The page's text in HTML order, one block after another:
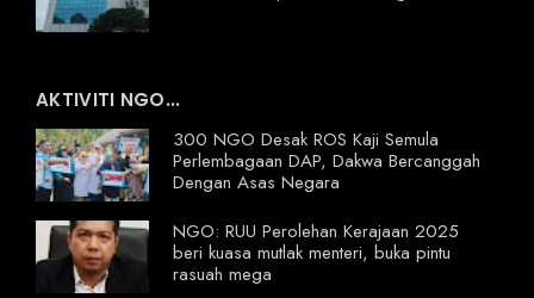
AKTIVITI NGO...
300 NGO Desak ROS Kaji Semula
Perlembagaan DAP, Dakwa Bercanggah
Dengan Asas Negara
NGO: RUU Perolehan Kerajaan 2025
beri kuasa mutlak menteri, buka pintu
rasuah mega